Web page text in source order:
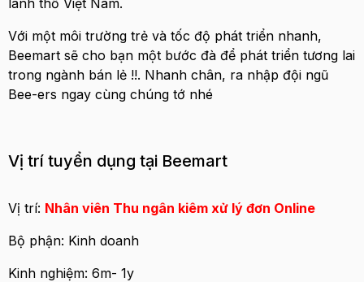
lãnh thổ Việt Nam.
Với một môi trường trẻ và tốc độ phát triển nhanh,
Beemart sẽ cho bạn một bước đà để phát triển tương lai
trong ngành bán lẻ !!. Nhanh chân, ra nhập đội ngũ
Bee-ers ngay cùng chúng tớ nhé
Vị trí tuyển dụng tại Beemart
Vị trí: Nhân viên Thu ngân kiêm xử lý đơn Online
Bộ phận: Kinh doanh
Kinh nghiệm: 6m- 1y